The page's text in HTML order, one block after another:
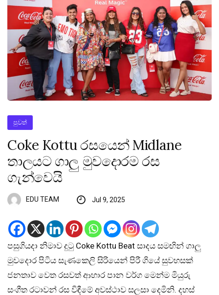
පුවත්
Coke Kottu රසයෙන් Midlane
තාලයට ගාලු මුවදොරම රස
ගැන්වෙයි
EDU TEAM Jul 9, 2025
පසුගියදා නිමාව දුටු Coke Kottu Beat සාදය සමඟින් ගාලු
මුවදොර පිටිය සැණකෙලි සිරියෙන් පිරී ගියේ සුවහසක්
ජනතාව වෙත රසවත් ආහාර පාන වර්ග මෙන්ම මියුරු
සංගීත රටාවන් රස විඳීමේ අවස්ථාව සලසා දෙමිනි. දහස්